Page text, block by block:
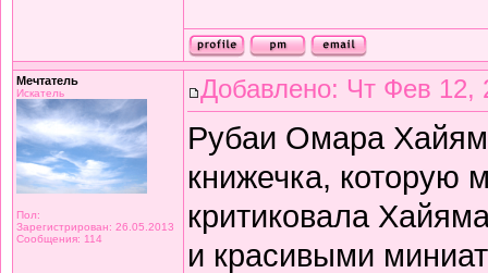
Мечтатель
Искатель
Пол:
Зарегистрирован: 26.05.2013
Сообщения: 114
Добавлено: Чт Фев 12,
Рубаи Омара
книжечка, которую
критиковала
и красивыми